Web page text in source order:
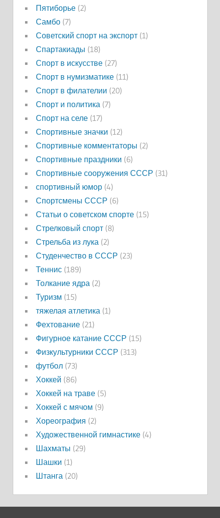
Пятиборье(2)
Самбо(7)
Советский спорт на экспорт(1)
Спартакиады (18)
Спорт в искусстве(27)
Спорт в нумизматике(11)
Спорт в филателии (20)
Спорт и политика(7)
Спорт на селе(17)
Спортивные значки (12)
Спортивные комментаторы (2)
Спортивные праздники (6)
Спортивные сооружения СССР (31)
спортивный юмор(4)
Спортсмены СССР (6)
Статьи о советском спорте(15)
Стрелковый спорт(8)
Стрельба из лука(2)
Студенчество в СССР (23)
Теннис(189)
Толкание ядра(2)
Туризм (15)
тяжелая атлетика(1)
Фехтование(21)
Фигурное катание СССР (15)
Физкультурники СССР (313)
футбол(73)
Хоккей (86)
Хоккей на траве(5)
Хоккей с мячом (9)
Хореография (2)
Художественной гимнастике(4)
Шахматы (29)
Шашки (1)
Штанга(20)